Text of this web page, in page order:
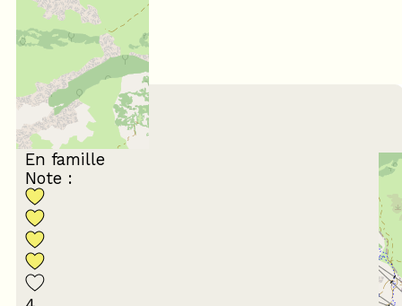
4,45
/ 5
Mars 2026
Lionel
45 à 54 ans
En famille
Note :